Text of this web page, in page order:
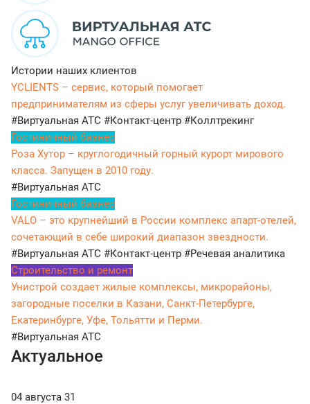
Истории наших клиентов
YCLIENTS – сервис, который помогает
предпринимателям из сферы услуг увеличивать доход.
#Виртуальная АТС #Контакт-центр #Коллтрекинг
Гостиничный бизнес
Роза Хутор – круглогодичный горный курорт мирового
класса. Запущен в 2010 году.
#Виртуальная АТС
Гостиничный бизнес
VALO – это крупнейший в России комплекс апарт-отелей,
сочетающий в себе широкий диапазон звездности.
#Виртуальная АТС #Контакт-центр #Речевая аналитика
Строительство и ремонт
Унистрой создает жилые комплексы, микрорайоны,
загородные поселки в Казани, Санкт-Петербурге,
Екатеринбурге, Уфе, Тольятти и Перми.
#Виртуальная АТС
Актуальное
04 августа 31